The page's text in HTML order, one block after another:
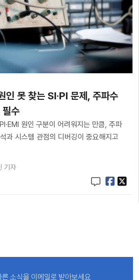
인 못 찾는 SI·PI 문제, 주파수
필수
원인 구분이 어려워지는 만큼, 주파
과 시스템 관점의 디버깅이 중요해지고
기자
소식을 이메일로 받아보세요